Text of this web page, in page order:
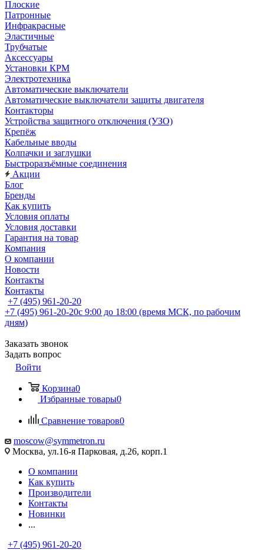
Плоские
Патронные
Инфракрасные
Эластичные
Трубчатые
Аксессуары
Установки КРМ
Электротехника
Автоматические выключатели
Автоматические выключатели защиты двигателя
Контакторы
Устройства защитного отключения (УЗО)
Крепёж
Кабельные вводы
Колпачки и заглушки
Быстроразъёмные соединения
Акции
Блог
Бренды
Как купить
Условия оплаты
Условия доставки
Гарантия на товар
Компания
О компании
Новости
Контакты
Контакты
+7 (495) 961-20-20
+7 (495) 961-20-20с 9:00 до 18:00 (время МСК, по рабочим
дням)
Заказать звонок
Задать вопрос
Войти
Корзина0
Избранные товары0
Сравнение товаров0
moscow@symmetron.ru
Москва, ул.16-я Парковая, д.26, корп.1
О компании
Как купить
Производители
Контакты
Новинки
...
+7 (495) 961-20-20